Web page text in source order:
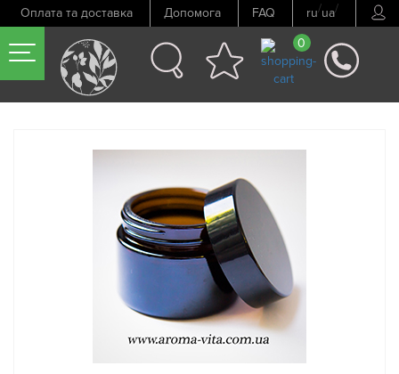
Оплата та доставка Допомога FAQ ru/ua/
0
Попередній товар Наступний товар